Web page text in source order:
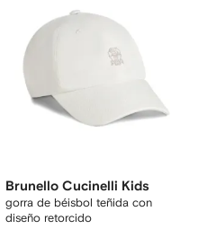
Brunello Cucinelli Kids
gorra de béisbol teñida con
diseño retorcido